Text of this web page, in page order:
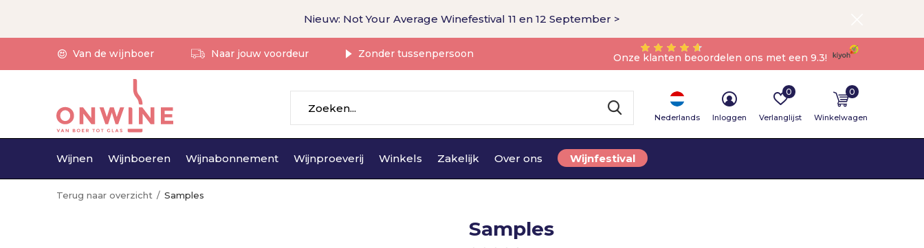
Wijnen Wijnboeren Wijnabonnement Wijnproeverij Winkels Zakelijk Over ons Wijnfestival
Nederlands Inloggen Verlanglijst
0
Winkelwagen
0
Van de wijnboer Naar jouw voordeur Zonder tussenpersoon Onze klanten beoordelen ons met een 9.3!
Nieuw: Not Your Average Winefestival 11 en 12 September >
Terug naar overzicht Samples
Samples